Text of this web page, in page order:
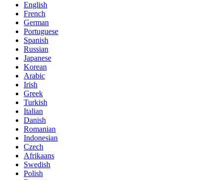
English
French
German
Portuguese
Spanish
Russian
Japanese
Korean
Arabic
Irish
Greek
Turkish
Italian
Danish
Romanian
Indonesian
Czech
Afrikaans
Swedish
Polish